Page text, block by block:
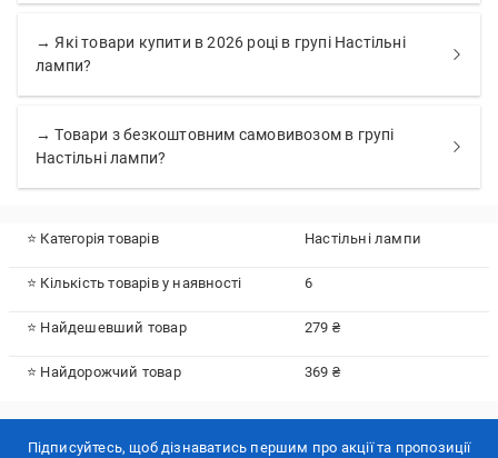
→ Які товари купити в 2026 році в групі Настільні
лампи?
→ Товари з безкоштовним самовивозом в групі
Настільні лампи?
⭐ Категорія товарів Настільні лампи
⭐ Кількість товарів у наявності 6
⭐ Найдешевший товар 279 ₴
⭐ Найдорожчий товар 369 ₴
Підписуйтесь, щоб дізнаватись першим про акції та пропозиції